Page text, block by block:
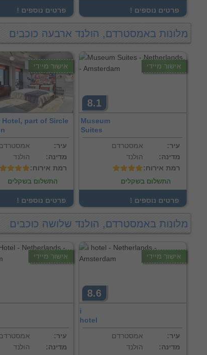
! פרטים נוספים ! פרטים נוספים
מלונות באמסטרדם, הולנד ארבעה כוכבים
8.1
אישור מיידי
Museum
Suites
אמסטרדם
:עיר
הולנד
:מדינה
:רמת אירוח
התשלום בשקלים
! פרטים נוספים
אישור מיידי
Hotel, part of Sircle
:עיר
הולנד
:מדינה
:רמת אירוח
התשלום בשקלים
! פרטים נוספים
מלונות באמסטרדם, הולנד שלושה כוכבים
8.6
אישור מיידי
i
hotel
אמסטרדם
:עיר
הולנד
:מדינה
אישור מיידי
:עיר
הולנד
:מדינה